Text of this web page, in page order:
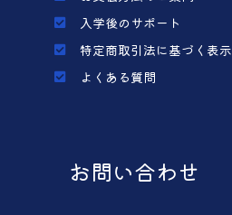
入学後のサポート
特定商取引法に基づく表示
よくある質問
お問い合わせ